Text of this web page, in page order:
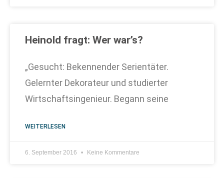
Heinold fragt: Wer war’s?
„Gesucht: Bekennender Serientäter.
Gelernter Dekorateur und studierter
Wirtschaftsingenieur. Begann seine
WEITERLESEN
6. September 2016 Keine Kommentare